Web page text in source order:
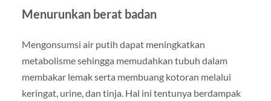
Menurunkan berat badan
Mengonsumsi air putih dapat meningkatkan
metabolisme sehingga memudahkan tubuh dalam
membakar lemak serta membuang kotoran melalui
keringat, urine, dan tinja. Hal ini tentunya berdampak